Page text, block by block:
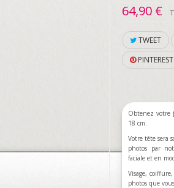
64,90 €
TWEET
PINTEREST
Obtenez votre
18 cm.
Votre tête sera
photos par
faciale et en
Visage,
photos que